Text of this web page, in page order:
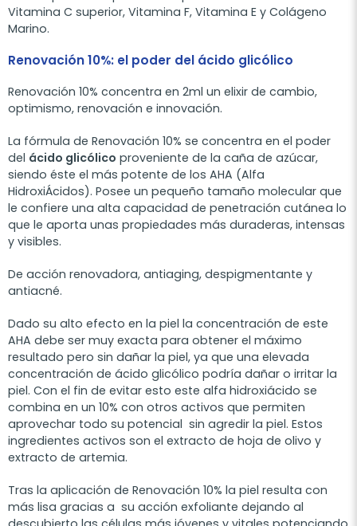
Vitamina C superior, Vitamina F, Vitamina E y Colágeno
Marino.
Renovación 10%: el poder del ácido glicólico
Renovación 10% concentra en 2ml un elixir de cambio,
optimismo, renovación e innovación.
La fórmula de Renovación 10% se concentra en el poder
del ácido glicólico proveniente de la caña de azúcar,
siendo éste el más potente de los AHA (Alfa
HidroxiÁcidos). Posee un pequeño tamaño molecular que
le confiere una alta capacidad de penetración cutánea lo
que le aporta unas propiedades más duraderas, intensas
y visibles.
De acción renovadora, antiaging, despigmentante y
antiacné.
Dado su alto efecto en la piel la concentración de este
AHA debe ser muy exacta para obtener el máximo
resultado pero sin dañar la piel, ya que una elevada
concentración de ácido glicólico podría dañar o irritar la
piel. Con el fin de evitar esto este alfa hidroxiácido se
combina en un 10% con otros activos que permiten
aprovechar todo su potencial sin agredir la piel. Estos
ingredientes activos son el extracto de hoja de olivo y
extracto de artemia.
Tras la aplicación de Renovación 10% la piel resulta con
más lisa gracias a su acción exfoliante dejando al